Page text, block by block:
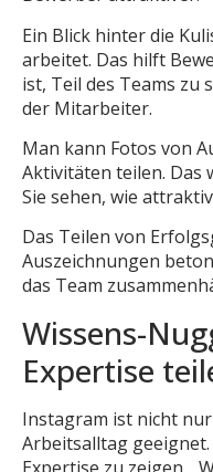
Ein Blick hinter die
arbeitet. Das hilft
ist, Teil des Teams zu
der Mitarbeiter.
Man kann Fotos von
Aktivitäten teilen. Das
Sie sehen, wie
Das Teilen von
Auszeichnungen
das Team
Wissens-
Expertise
Instagram ist nicht
Arbeitsalltag geeignet.